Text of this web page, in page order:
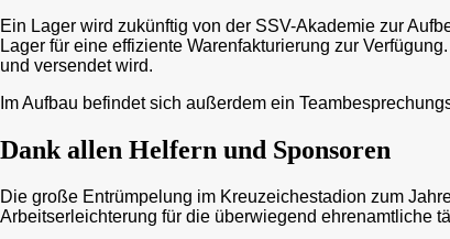
Ein Lager wird zukünftig von der SSV-Akademie zur
Lager für eine effiziente Warenfakturierung zur
und versendet wird.
Im Aufbau befindet sich außerdem ein
Dank allen Helfern und Sponsoren
Die große Entrümpelung im Kreuzeichestadion zum
Arbeitserleichterung für die überwiegend ehrenamtliche